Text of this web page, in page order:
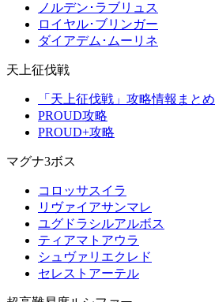
ノルデン･ラブリュス
ロイヤル･ブリンガー
ダイアデム･ムーリネ
天上征伐戦
「天上征伐戦」攻略情報まとめ
PROUD攻略
PROUD+攻略
マグナ3ボス
コロッサスイラ
リヴァイアサンマレ
ユグドラシルアルボス
ティアマトアウラ
シュヴァリエクレド
セレストアーテル